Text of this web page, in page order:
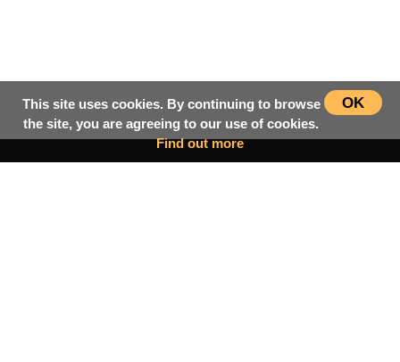
OK
This site uses cookies. By continuing to browse
the site, you are agreeing to our use of cookies.
Find out more